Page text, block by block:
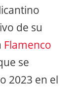
de su
Flamenco
se
2023 en el